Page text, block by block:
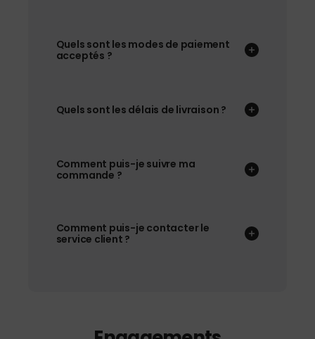
Quels sont les modes de paiement
acceptés ?
Quels sont les délais de livraison ?
Comment puis-je suivre ma
commande ?
Comment puis-je contacter le
service client ?